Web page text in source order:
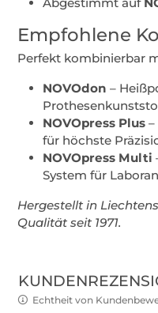
Empfohlene
Perfekt kombinierbar
NOVOdon –
NOVOpress Plus–
für höchste
NOVOpress Multi
System für
Hergestellt in
Qualität seit 1971.
Echtheit von